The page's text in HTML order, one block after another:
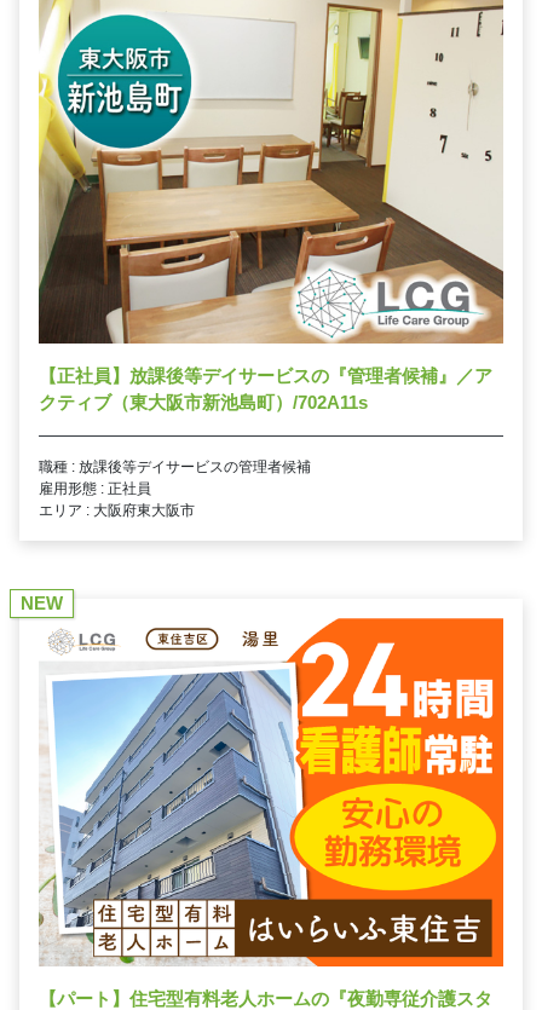
【正社員】放課後等デイサービスの『管理者候補』／ア
クティブ（東大阪市新池島町）/702A11s
職種 : 放課後等デイサービスの管理者候補
雇用形態 : 正社員
エリア : 大阪府東大阪市
NEW
【パート】住宅型有料老人ホームの『夜勤専従介護スタ